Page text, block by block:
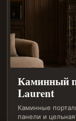
Каминный
Laurent
Каминные
панели и